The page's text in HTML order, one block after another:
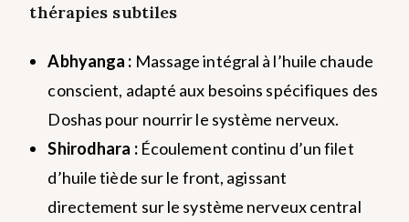
thérapies subtiles
Abhyanga : Massage intégral à l’huile chaude
conscient, adapté aux besoins spécifiques des
Doshas pour nourrir le système nerveux.
Shirodhara :Écoulement continu d’un filet
d’huile tiède sur le front, agissant
directement sur le système nerveux central